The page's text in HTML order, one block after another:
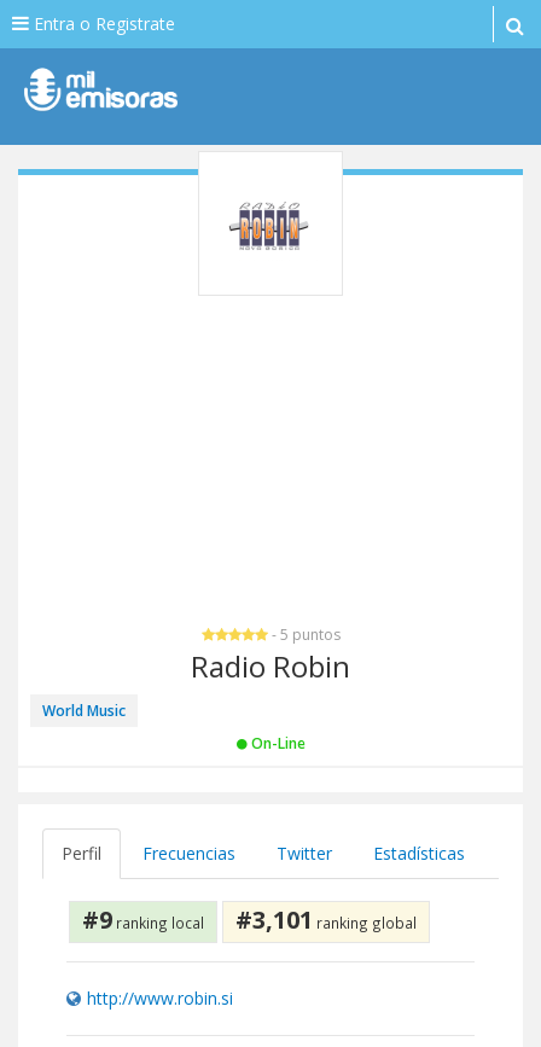
Entra o Registrate
- 5 puntos
Radio Robin
World Music
On-Line
Perfil Frecuencias Twitter Estadísticas
#9 ranking local #3,101 ranking global
http://www.robin.si